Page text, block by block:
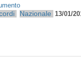
Nazionale 13/01/